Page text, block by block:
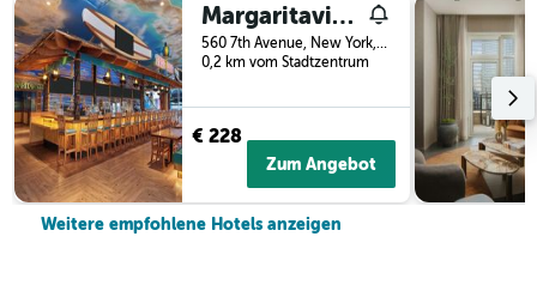
Margaritaville Resort Times Square
560 7th Avenue, New York, NY, USA
0,2 km vom Stadtzentrum
€ 228
Zum Angebot
Weitere empfohlene Hotels anzeigen